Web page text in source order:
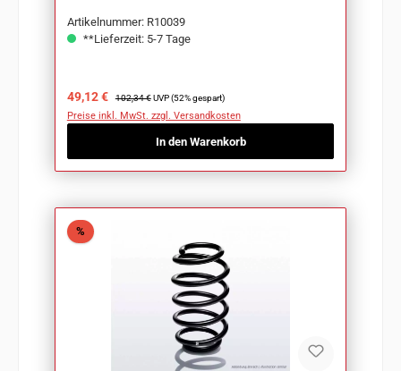
Artikelnummer: R10039
**Lieferzeit: 5-7 Tage
Verkaufspreis:
49,12 € Regulärer Preis:
102,34 € UVP (52% gespart)
Preise inkl. MwSt. zzgl. Versandkosten
In den Warenkorb
%Rabatt